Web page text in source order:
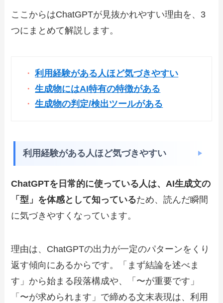
ここからはChatGPTが見抜かれやすい理由を、3
つにまとめて解説します。
利用経験がある人ほど気づきやすい
生成物にはAI特有の特徴がある
生成物の判定/検出ツールがある
利用経験がある人ほど気づきやすい
ChatGPTを 日常的に使っている人は、AI生成文の
「型」を体感として知っているため、読んだ瞬間
に気づきやすくなっています。
理由は、ChatGPTの出力が一定のパターンをくり
返す傾向にあるからです。「まず結論を述べま
す」から始まる段落構成や、「〜が重要です」
「〜が求められます」で締める文末表現は、利用